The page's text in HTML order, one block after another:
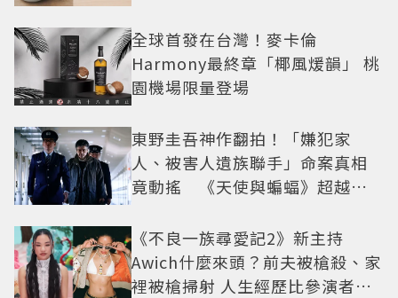
全球首發在台灣！麥卡倫
Harmony最終章「椰風煖韻」 桃
園機場限量登場
東野圭吾神作翻拍！「嫌犯家
人、被害人遺族聯手」命案真相
竟動搖 《天使與蝙蝠》超越懸
《不良一族尋愛記2》新主持
Awich什麼來頭？前夫被槍殺、家
裡被槍掃射 人生經歷比參演者還